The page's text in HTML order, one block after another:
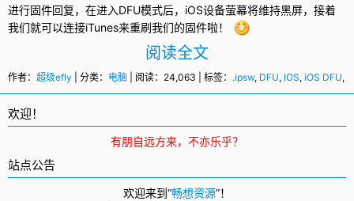
进行固件回复，在进入DFU模式后，iOS设备萤幕将维持黑屏，接着
我们就可以连接iTunes来重刷我们的固件啦！
阅读全文
作者： 超级efly | 分类： 电脑 | 阅读：24,063 | 标签： .ipsw, DFU, IOS, iOS DFU,
欢迎！
有朋自远方来，不亦乐乎？
站点公告
欢迎来到“畅想资源”！